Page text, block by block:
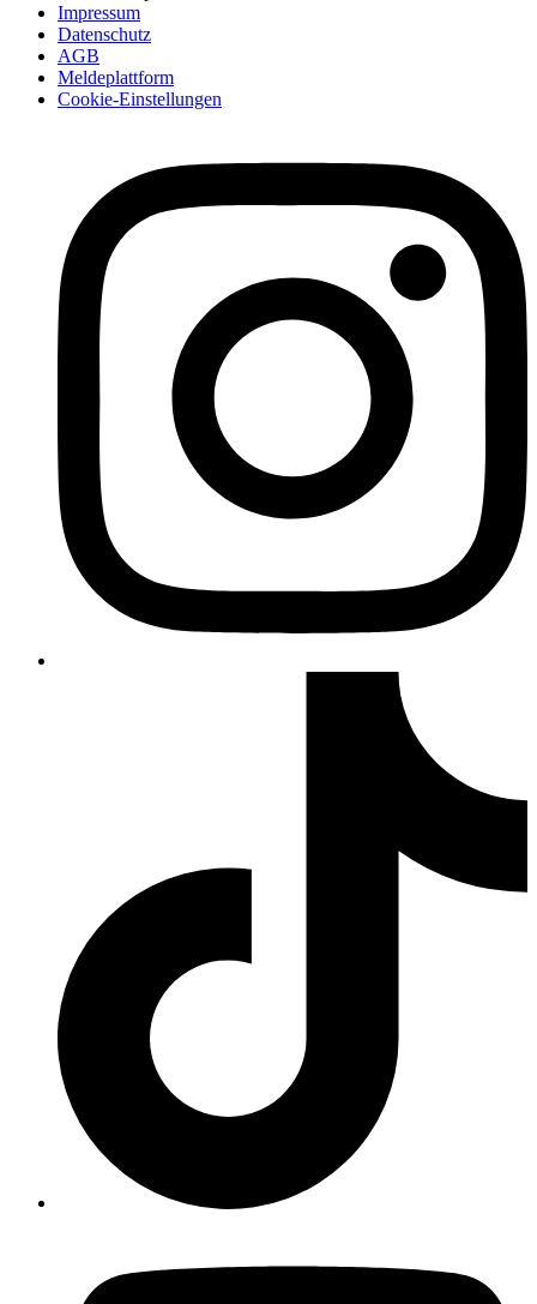
Impressum
Datenschutz
AGB
Meldeplattform
Cookie-Einstellungen